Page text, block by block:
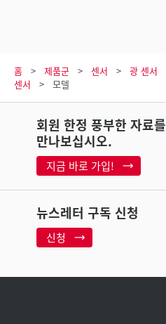
홈 제품군 센서 광 센서
센서
모델
회원 한정 풍부한 자료를
만나보십시오.
지금 바로 가입!
뉴스레터 구독 신청
신청